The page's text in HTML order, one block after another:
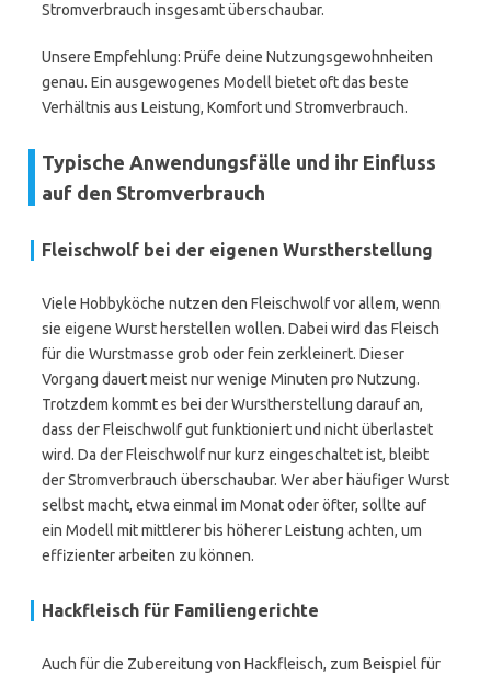
Stromverbrauch insgesamt überschaubar.
Unsere Empfehlung: Prüfe deine Nutzungsgewohnheiten
genau. Ein ausgewogenes Modell bietet oft das beste
Verhältnis aus Leistung, Komfort und Stromverbrauch.
Typische Anwendungsfälle und ihr Einfluss
auf den Stromverbrauch
Fleischwolf bei der eigenen Wurstherstellung
Viele Hobbyköche nutzen den Fleischwolf vor allem, wenn
sie eigene Wurst herstellen wollen. Dabei wird das Fleisch
für die Wurstmasse grob oder fein zerkleinert. Dieser
Vorgang dauert meist nur wenige Minuten pro Nutzung.
Trotzdem kommt es bei der Wurstherstellung darauf an,
dass der Fleischwolf gut funktioniert und nicht überlastet
wird. Da der Fleischwolf nur kurz eingeschaltet ist, bleibt
der Stromverbrauch überschaubar. Wer aber häufiger Wurst
selbst macht, etwa einmal im Monat oder öfter, sollte auf
ein Modell mit mittlerer bis höherer Leistung achten, um
effizienter arbeiten zu können.
Hackfleisch für Familiengerichte
Auch für die Zubereitung von Hackfleisch, zum Beispiel für